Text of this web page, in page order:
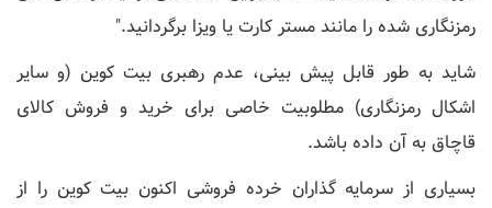
رمزنگاری شده را مانند مستر کارت یا ویزا برگردانید."
شاید به طور قابل پیش بینی، عدم رهبری بیت کوین (و سایر
اشکال رمزنگاری) مطلوبیت خاصی برای خرید و فروش کالای
قاچاق به آن داده باشد.
بسیاری از سرمایه گذاران خرده فروشی اکنون بیت کوین را از